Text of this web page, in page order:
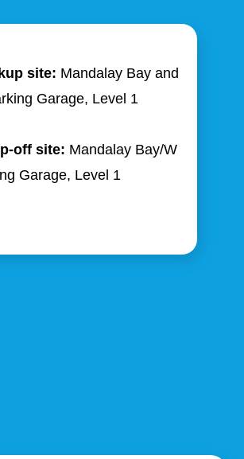
site: Mandalay Bay and
Garage, Level 1
off site: Mandalay Bay/W
Garage, Level 1